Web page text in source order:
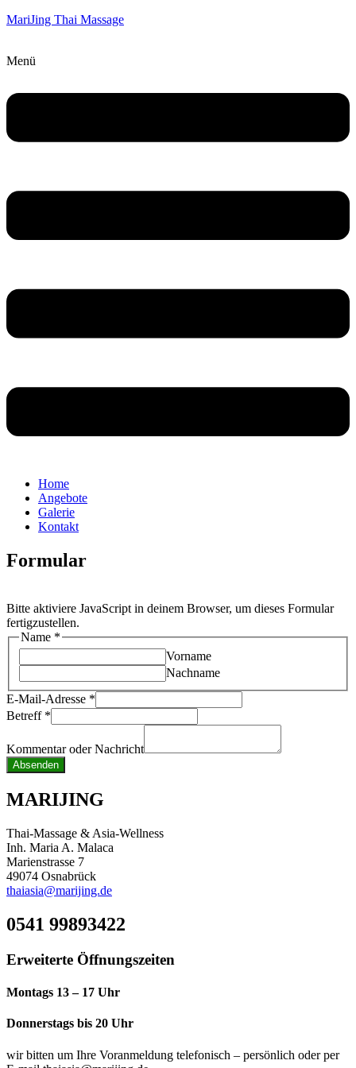
MariJing Thai Massage
Menü
Home
Angebote
Galerie
Kontakt
Formular
Bitte aktiviere JavaScript in deinem Browser, um dieses Formular
fertigzustellen.
Name *
Vorname
Nachname
E-Mail-Adresse *
Nachricht
Betreff
Betreff *
Kommentar oder Nachricht
Absenden
MARIJING
Thai-Massage & Asia-Wellness
Inh. Maria A. Malaca
Marienstrasse 7
49074 Osnabrück
thaiasia@marijing.de
0541 99893422
Erweiterte Öffnungszeiten
Montags 13 – 17 Uhr
Donnerstags bis 20 Uhr
wir bitten um Ihre Voranmeldung telefonisch – persönlich oder per